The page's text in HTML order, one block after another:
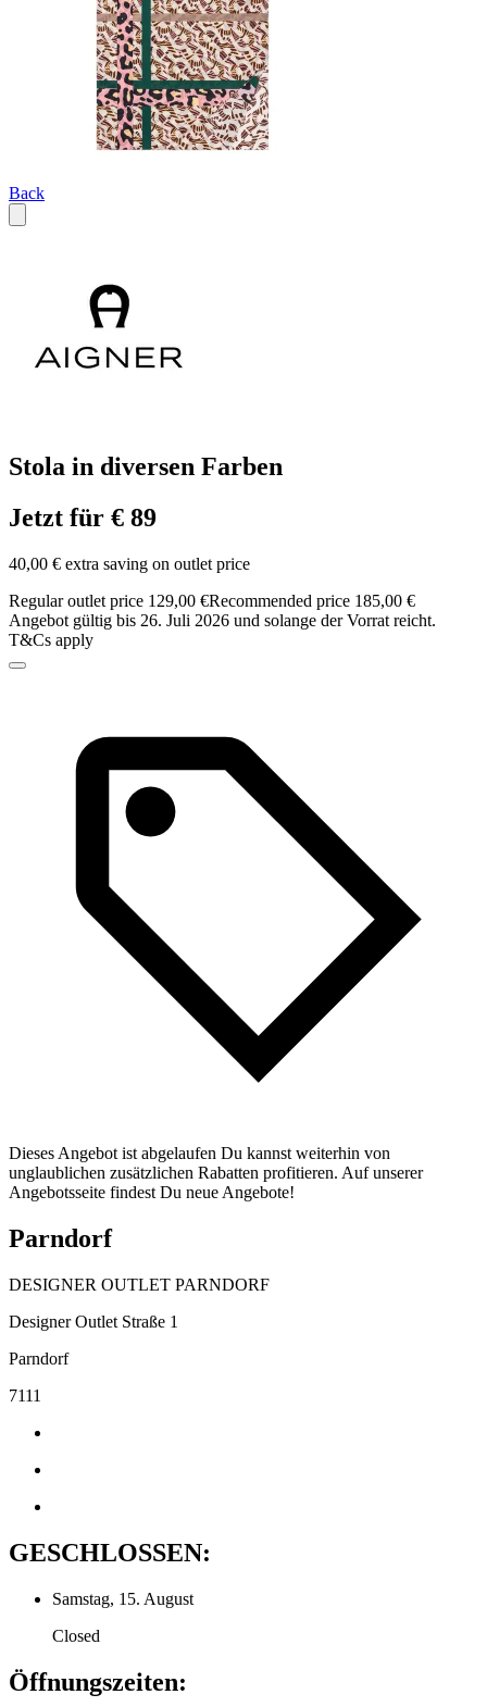
Back
Stola in diversen Farben
Jetzt für € 89
40,00 € extra saving on outlet price
Regular outlet price 129,00 €Recommended price 185,00 €
Angebot gültig bis 26. Juli 2026 und solange der Vorrat reicht.
T&Cs apply
Dieses Angebot ist abgelaufen Du kannst weiterhin von
unglaublichen zusätzlichen Rabatten profitieren. Auf unserer
Angebotsseite findest Du neue Angebote!
Parndorf
DESIGNER OUTLET PARNDORF
Designer Outlet Straße 1
Parndorf
7111
GESCHLOSSEN:
Samstag, 15. August
Closed
Öffnungszeiten: